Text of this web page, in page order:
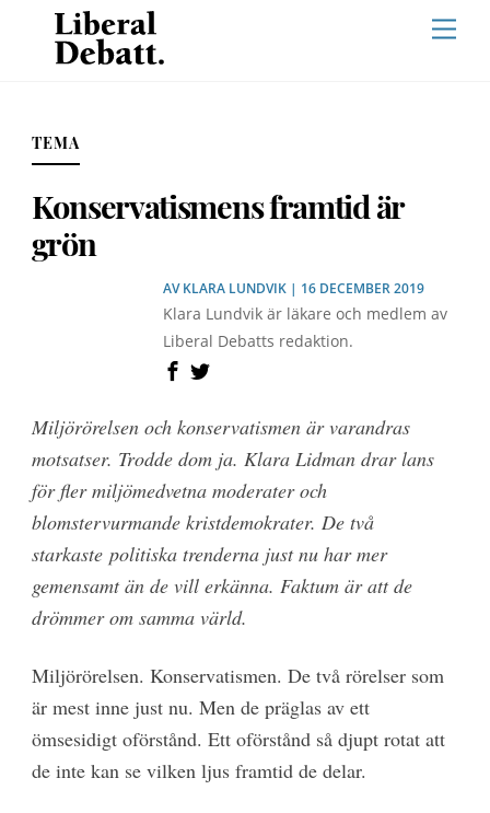
content
TEMA
Konservatismens framtid är
grön
AVKLARA LUNDVIK| 16 DECEMBER 2019
Klara Lundvik är läkare och medlem av
Liberal Debatts redaktion.
Miljörörelsen och konservatismen är varandras
motsatser. Trodde dom ja. Klara Lidman drar lans
för fler miljömedvetna moderater och
blomstervurmande kristdemokrater. De två
starkaste politiska trenderna just nu har mer
gemensamt än de vill erkänna. Faktum är att de
drömmer om samma värld.
Miljörörelsen. Konservatismen. De två rörelser som
är mest inne just nu. Men de präglas av ett
ömsesidigt oförstånd. Ett oförstånd så djupt rotat att
de inte kan se vilken ljus framtid de delar.